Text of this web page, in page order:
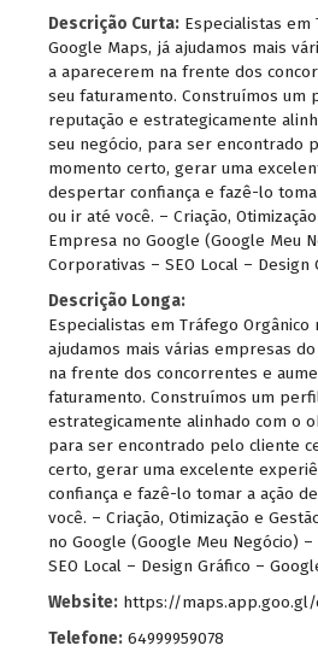
Descrição Curta: Especialistas em
Google Maps, já ajudamos mais
a aparecerem na frente dos
seu faturamento. Construímos um
reputação e estrategicamente
seu negócio, para ser encontrado
momento certo, gerar uma
despertar confiança e fazê-lo
ou ir até você. – Criação,
Empresa no Google (Google Meu
Corporativas – SEO Local – Design
Descrição Longa:
Especialistas em Tráfego Orgânico
ajudamos mais várias empresas
na frente dos concorrentes e
faturamento. Construímos um
estrategicamente alinhado com o
para ser encontrado pelo cliente
certo, gerar uma excelente
confiança e fazê-lo tomar a ação
você. – Criação, Otimização e
no Google (Google Meu Negócio)
SEO Local – Design Gráfico –
Website: https://maps.app.goo.gl/
Telefone: 64999959078